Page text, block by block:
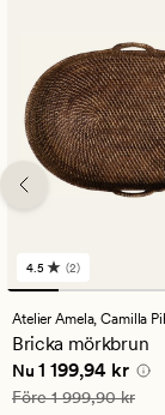
2
omdömen
med
ett
genomsnittligt
betyg
på
4.5
4.5 (2)
Atelier Amela,Camilla
Bricka mörkbrun
Nuvarande pris
Nu 1 199,94 kr
Ordinarie pris 1
Före1 999,90 kr